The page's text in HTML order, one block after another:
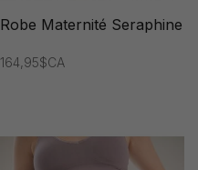
Robe Maternité Seraphine
164,95$CA